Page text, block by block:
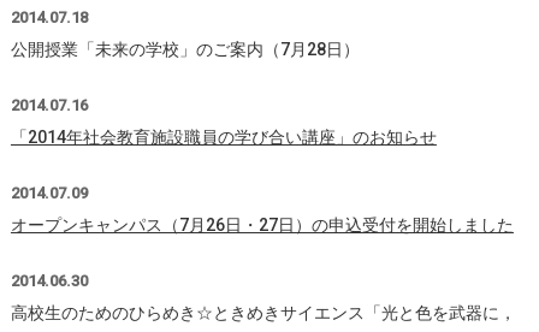
2014.07.18
公開授業「未来の学校」のご案内（7月28日）
2014.07.16
「2014年社会教育施設職員の学び合い講座」のお知らせ
2014.07.09
オープンキャンパス（7月26日・27日）の申込受付を開始しました
2014.06.30
高校生のためのひらめき☆ときめきサイエンス「光と色を武器に，